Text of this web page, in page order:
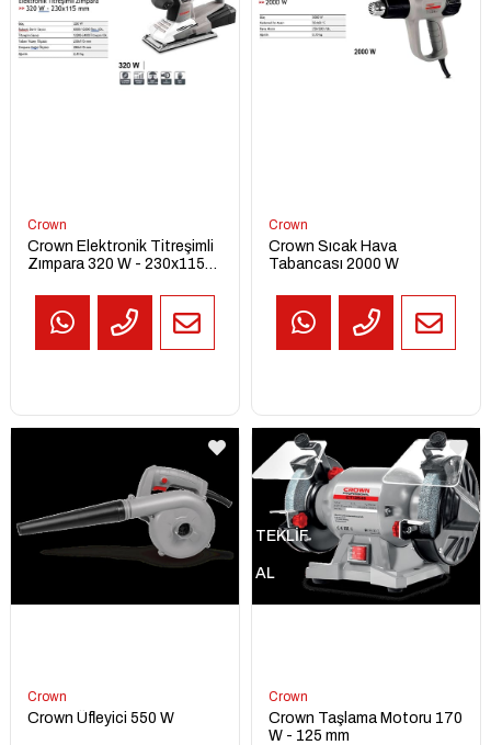
Crown
Crown Elektronik Titreşimli
Zımpara 320 W - 230x115
Crown
Crown Sıcak Hava
Tabancası 2000 W
TEKLİF
AL
Crown
Crown Üfleyici 550 W
Crown
Crown Taşlama Motoru 170
W - 125 mm